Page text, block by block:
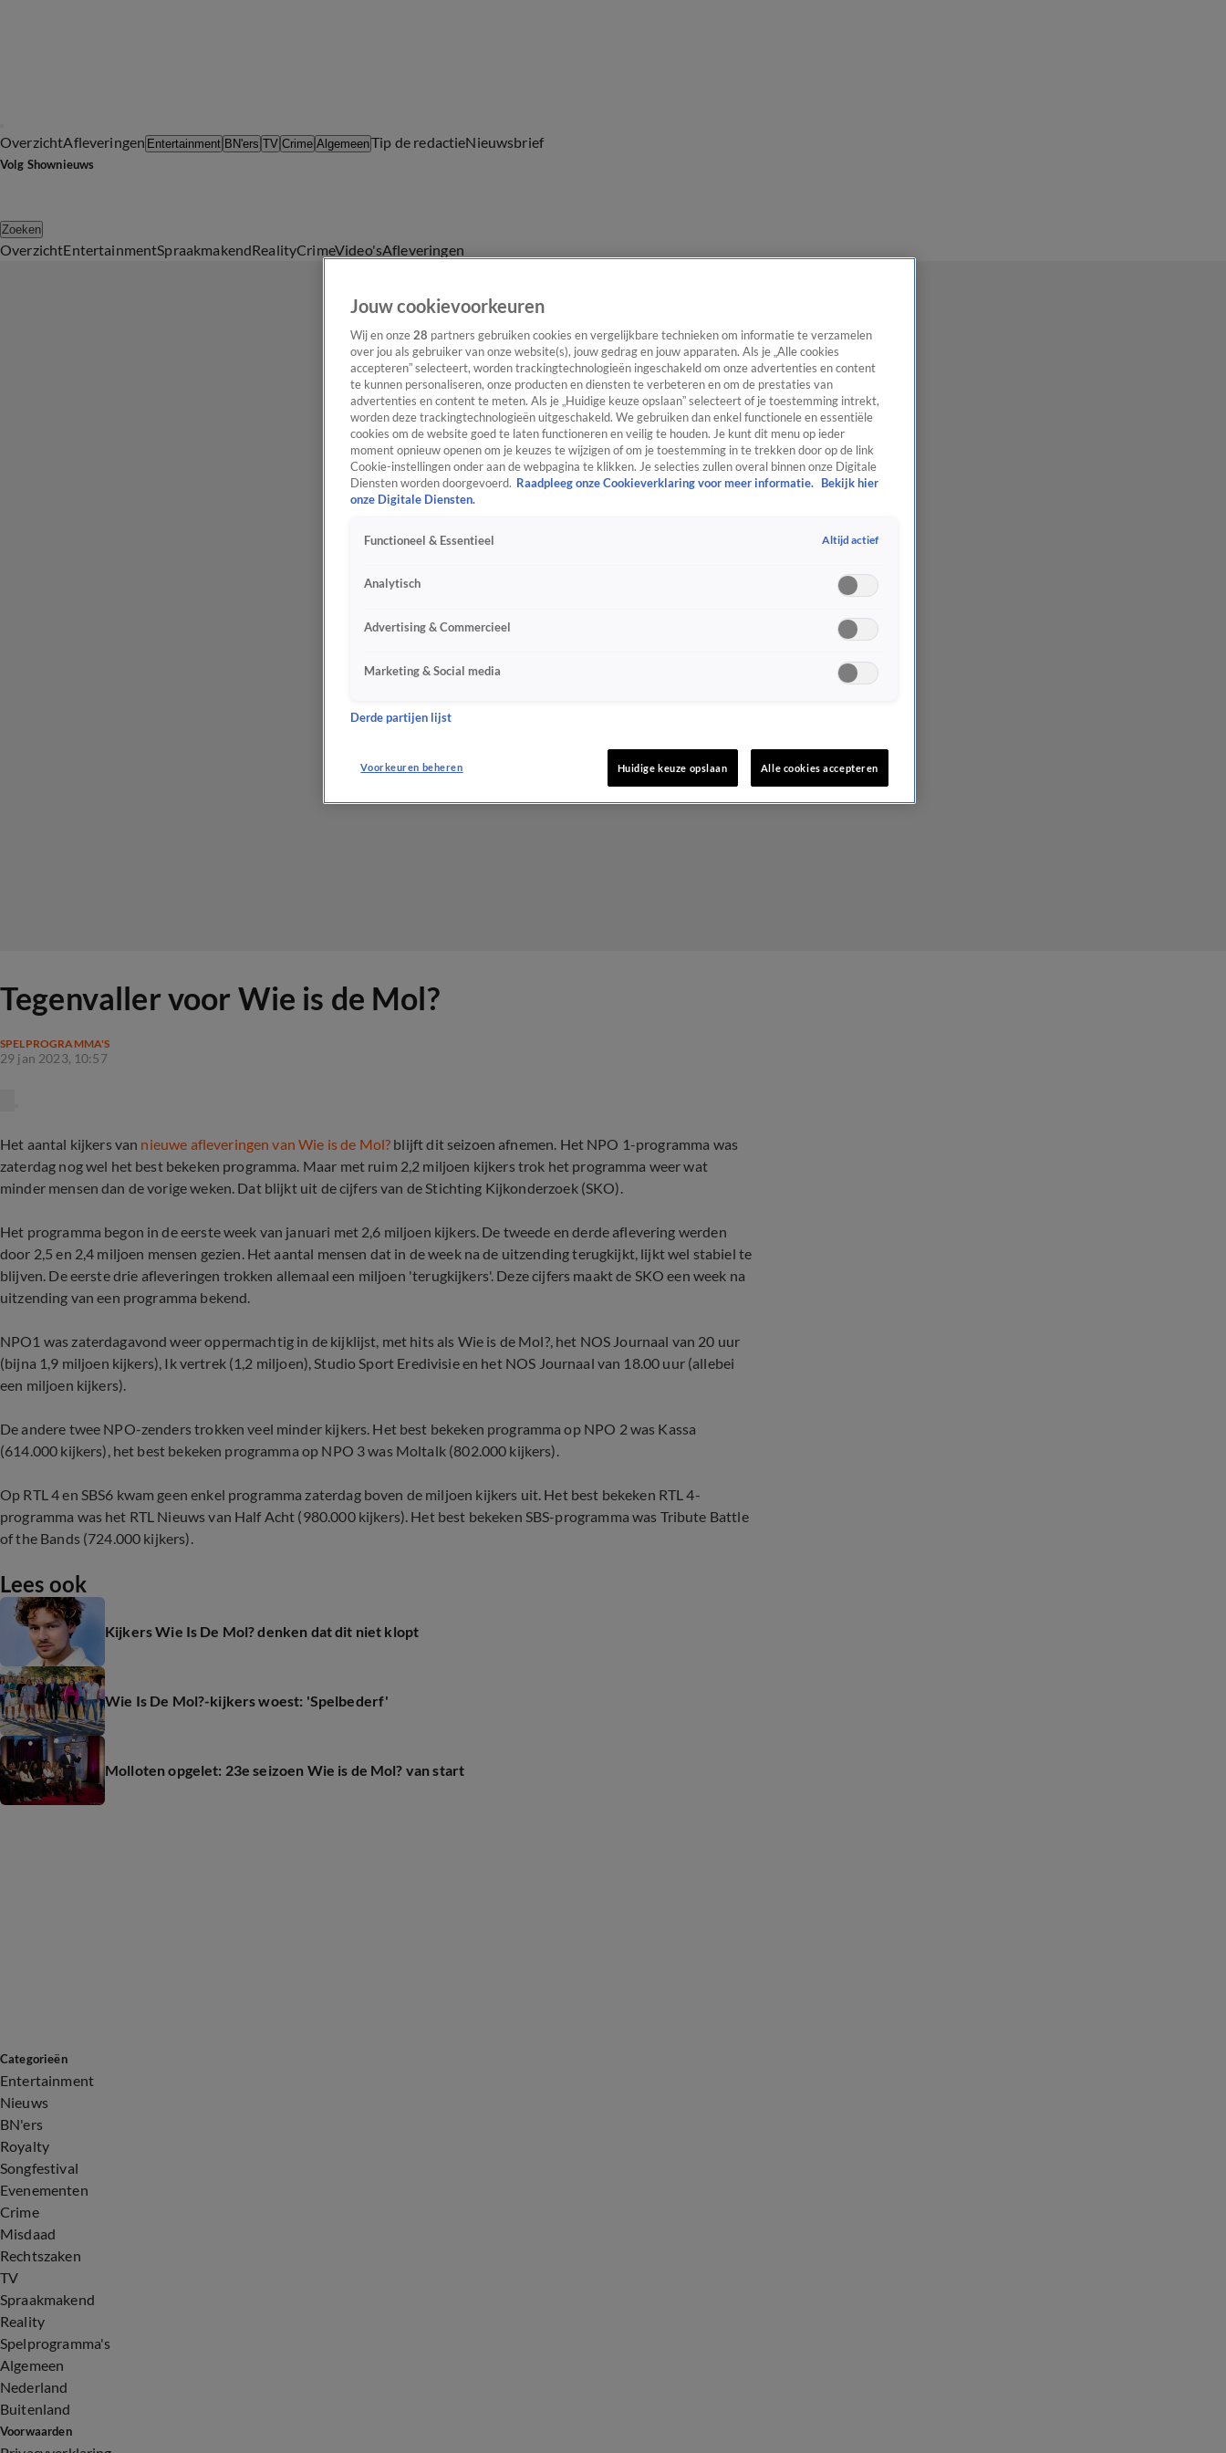
OverzichtAfleveringen Entertainment BN'ers TV Crime AlgemeenTip de redactieNieuwsbrief
Volg Shownieuws
Zoeken
OverzichtEntertainmentSpraakmakendRealityCrimeVideo'sAfleveringen
Tegenvaller voor Wie is de Mol?
SPELPROGRAMMA'S
29 jan 2023, 10:57
Het aantal kijkers van nieuwe afleveringen van Wie is de Mol? blijft dit seizoen afnemen. Het NPO 1-programma was
zaterdag nog wel het best bekeken programma. Maar met ruim 2,2 miljoen kijkers trok het programma weer wat
minder mensen dan de vorige weken. Dat blijkt uit de cijfers van de Stichting Kijkonderzoek (SKO).
Het programma begon in de eerste week van januari met 2,6 miljoen kijkers. De tweede en derde aflevering werden
door 2,5 en 2,4 miljoen mensen gezien. Het aantal mensen dat in de week na de uitzending terugkijkt, lijkt wel stabiel te
blijven. De eerste drie afleveringen trokken allemaal een miljoen 'terugkijkers'. Deze cijfers maakt de SKO een week na
uitzending van een programma bekend.
NPO1 was zaterdagavond weer oppermachtig in de kijklijst, met hits als Wie is de Mol?, het NOS Journaal van 20 uur
(bijna 1,9 miljoen kijkers), Ik vertrek (1,2 miljoen), Studio Sport Eredivisie en het NOS Journaal van 18.00 uur (allebei
een miljoen kijkers).
De andere twee NPO-zenders trokken veel minder kijkers. Het best bekeken programma op NPO 2 was Kassa
(614.000 kijkers), het best bekeken programma op NPO 3 was Moltalk (802.000 kijkers).
Op RTL 4 en SBS6 kwam geen enkel programma zaterdag boven de miljoen kijkers uit. Het best bekeken RTL 4-
programma was het RTL Nieuws van Half Acht (980.000 kijkers). Het best bekeken SBS-programma was Tribute Battle
of the Bands (724.000 kijkers).
Lees ook
Kijkers Wie Is De Mol? denken dat dit niet klopt
Wie Is De Mol?-kijkers woest: 'Spelbederf'
Molloten opgelet: 23e seizoen Wie is de Mol? van start
Categorieën
Entertainment
Nieuws
BN'ers
Royalty
Songfestival
Evenementen
Crime
Misdaad
Rechtszaken
TV
Spraakmakend
Reality
Spelprogramma's
Algemeen
Nederland
Buitenland
Voorwaarden
Jouw cookievoorkeuren
Wij en onze 28 partners gebruiken cookies en vergelijkbare technieken om informatie te verzamelen
over jou als gebruiker van onze website(s), jouw gedrag en jouw apparaten. Als je „Alle cookies
accepteren” selecteert, worden trackingtechnologieën ingeschakeld om onze advertenties en content
te kunnen personaliseren, onze producten en diensten te verbeteren en om de prestaties van
advertenties en content te meten. Als je „Huidige keuze opslaan” selecteert of je toestemming intrekt,
worden deze trackingtechnologieën uitgeschakeld. We gebruiken dan enkel functionele en essentiële
cookies om de website goed te laten functioneren en veilig te houden. Je kunt dit menu op ieder
moment opnieuw openen om je keuzes te wijzigen of om je toestemming in te trekken door op de link
Cookie-instellingen onder aan de webpagina te klikken. Je selecties zullen overal binnen onze Digitale
Diensten worden doorgevoerd. Raadpleeg onze Cookieverklaring voor meer informatie.
Bekijk hier
onze Digitale Diensten.
Functioneel & Essentieel Altijd actief
Analytisch
Advertising & Commercieel
Marketing & Social media
Derde partijen lijst
Voorkeuren beheren Huidige keuze opslaan Alle cookies accepteren